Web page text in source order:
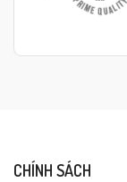
CHÍNH SÁCH